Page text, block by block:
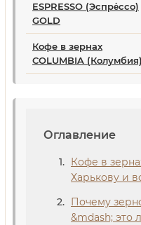
ESPRESSO (Эспре́ссо)
GOLD
Кофе в зернах
COLUMBIA (Колумбия)
Оглавление
Кофе в
Харькову и
Почему
&mdash; это